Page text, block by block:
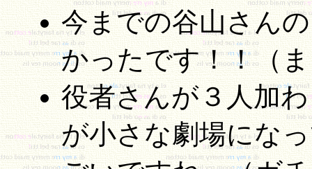
今までの谷山さん
かったです！！（
役者さんが３人加
が小さな劇場にな